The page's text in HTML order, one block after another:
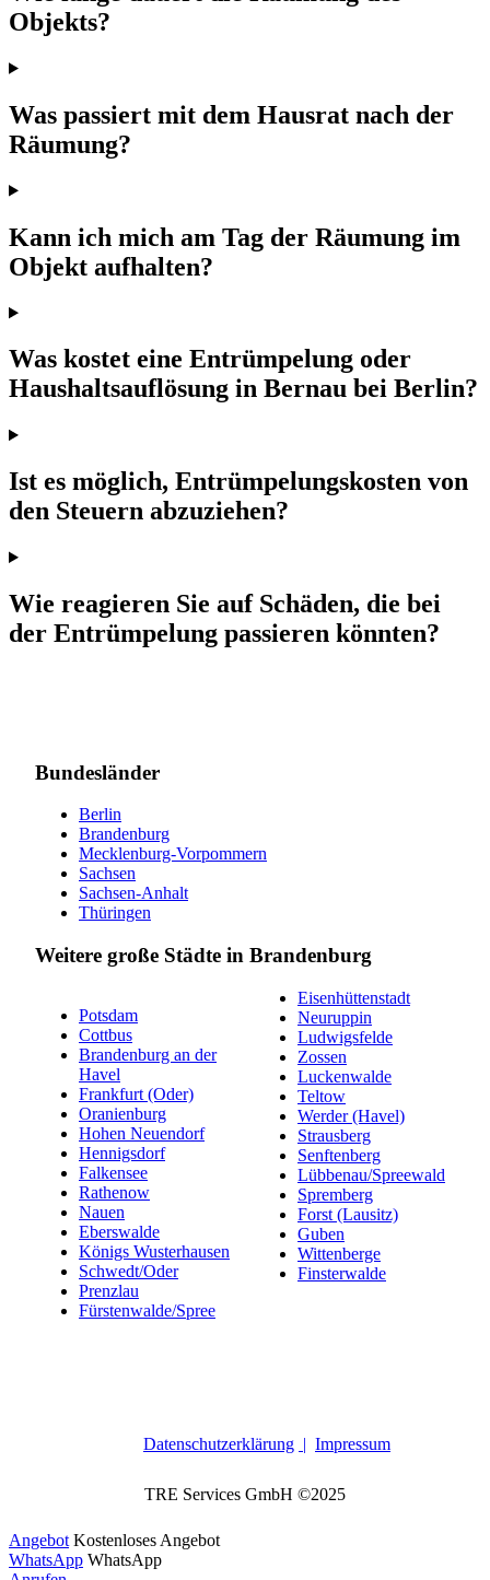
Objekts?
Was passiert mit dem Hausrat nach der
Räumung?
Kann ich mich am Tag der Räumung im
Objekt aufhalten?
Was kostet eine Entrümpelung oder
Haushaltsauflösung in Bernau bei Berlin?
Ist es möglich, Entrümpelungskosten von
den Steuern abzuziehen?
Wie reagieren Sie auf Schäden, die bei
der Entrümpelung passieren könnten?
Bundesländer
Berlin
Brandenburg
Mecklenburg-Vorpommern
Sachsen
Sachsen-Anhalt
Thüringen
Weitere große Städte in Brandenburg
Potsdam
Cottbus
Brandenburg an der
Havel
Frankfurt (Oder)
Oranienburg
Hohen Neuendorf
Hennigsdorf
Falkensee
Rathenow
Nauen
Eberswalde
Königs Wusterhausen
Schwedt/Oder
Prenzlau
Fürstenwalde/Spree
Eisenhüttenstadt
Neuruppin
Ludwigsfelde
Zossen
Luckenwalde
Teltow
Werder (Havel)
Strausberg
Senftenberg
Lübbenau/Spreewald
Spremberg
Forst (Lausitz)
Guben
Wittenberge
Finsterwalde
Datenschutzerklärung | Impressum
TRE Services GmbH ©2025
Angebot Kostenloses Angebot
WhatsApp WhatsApp